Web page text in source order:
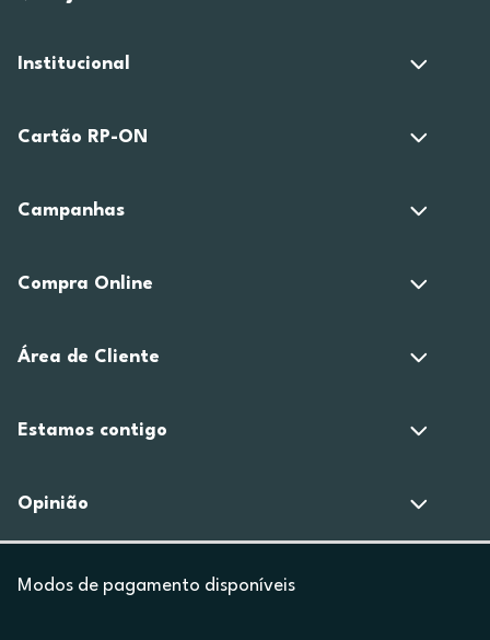
Institucional
Cartão RP-ON
Campanhas
Compra Online
Área de Cliente
Estamos contigo
Opinião
Modos de pagamento disponíveis